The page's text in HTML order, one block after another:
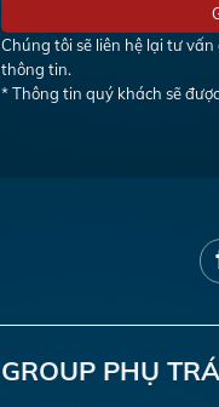
Chúng tôi sẽ liên hệ lại tư
thông tin.
* Thông tin quý khách sẽ
GROUP PHỤ